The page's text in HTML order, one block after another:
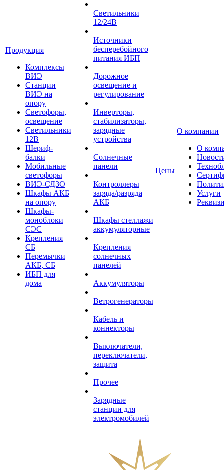
Продукция
Комплексы
ВИЭ
Станции
ВИЭ на
опору
Светофоры,
освещение
Светильники
12В
Шериф-
балки
Мобильные
светофоры
ВИЭ-СДЗО
Шкафы АКБ
на опору
Шкафы-
моноблоки
СЭС
Крепления
СБ
Перемычки
АКБ, СБ
ИБП для
дома
Светильники
12/24В
Источники
бесперебойного
питания ИБП
Дорожное
освещение и
регулирование
Инверторы,
стабилизаторы,
зарядные
устройства
Солнечные
панели
Контроллеры
заряда/разряда
АКБ
Шкафы стеллажи
аккумуляторные
Крепления
солнечных
панелей
Аккумуляторы
Ветрогенераторы
Кабель и
коннекторы
Выключатели,
переключатели,
защита
Прочее
Зарядные
станции для
электромобилей
Цены
О компании
О
Услуги